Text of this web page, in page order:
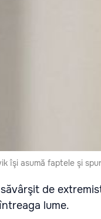
îşi asumă faptele şi
de
lume.